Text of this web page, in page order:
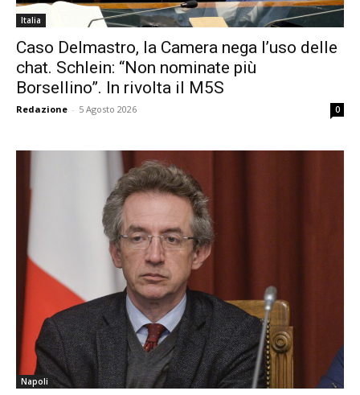
Italia
Caso Delmastro, la Camera nega l’uso delle
chat. Schlein: “Non nominate più
Borsellino”. In rivolta il M5S
Redazione - 5 Agosto 2026 0
Napoli